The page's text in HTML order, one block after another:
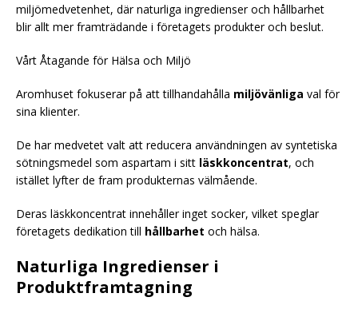
miljömedvetenhet, där naturliga ingredienser och hållbarhet
blir allt mer framträdande i företagets produkter och beslut.
Vårt Åtagande för Hälsa och Miljö
Aromhuset fokuserar på att tillhandahålla miljövänliga val för
sina klienter.
De har medvetet valt att reducera användningen av syntetiska
sötningsmedel som aspartam i sitt läskkoncentrat, och
istället lyfter de fram produkternas välmående.
Deras läskkoncentrat innehåller inget socker, vilket speglar
företagets dedikation till hållbarhet och hälsa.
Naturliga Ingredienser i
Produktframtagning